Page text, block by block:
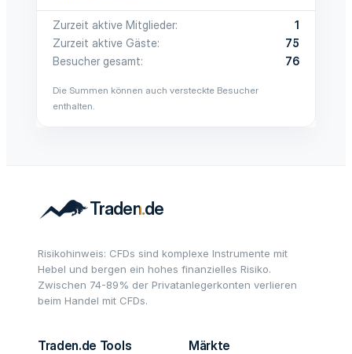
Zurzeit aktive Mitglieder
1
Zurzeit aktive Gäste
75
Besucher gesamt
76
Die Summen können auch versteckte Besucher
enthalten.
Risikohinweis: CFDs sind komplexe Instrumente mit
Hebel und bergen ein hohes finanzielles Risiko.
Zwischen 74-89% der Privatanlegerkonten verlieren
beim Handel mit CFDs.
Traden.de Tools Märkte